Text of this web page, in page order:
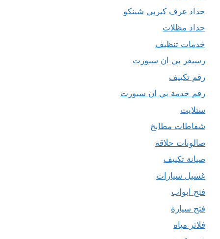
حداد غرف كيربي شينكو
حداد مظلات
خدمات تنظيف
رسيفر بي ان سبورت
رقم تكييف
رقم خدمة بي ان سبورت
ستلايت
شفاطات مطابخ
صالونات حلاقة
صيانة تكييف
غسيل سيارات
فتح ابواب
فتح سيارة
فلاتر مياه